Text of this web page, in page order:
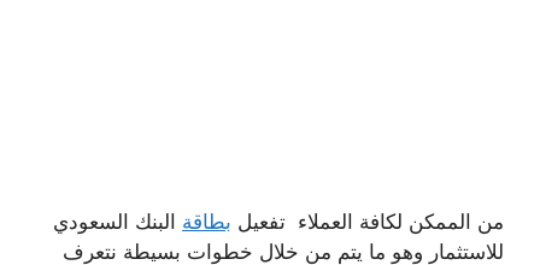
من الممكن لكافة العملاء تفعيل بطاقة البنك السعودي
للاستثمار وهو ما يتم من خلال خطوات بسيطة نتعرف